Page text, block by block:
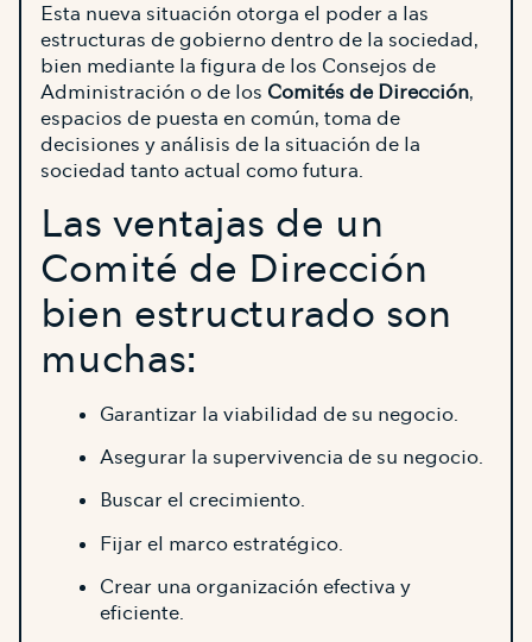
Esta nueva situación otorga el poder a las
estructuras de gobierno dentro de la sociedad,
bien mediante la figura de los Consejos de
Administración o de los Comités de Dirección,
espacios de puesta en común, toma de
decisiones y análisis de la situación de la
sociedad tanto actual como futura.
Las ventajas de un
Comité de Dirección
bien estructurado son
muchas:
Garantizar la viabilidad de su negocio.
Asegurar la supervivencia de su negocio.
Buscar el crecimiento.
Fijar el marco estratégico.
Crear una organización efectiva y
eficiente.